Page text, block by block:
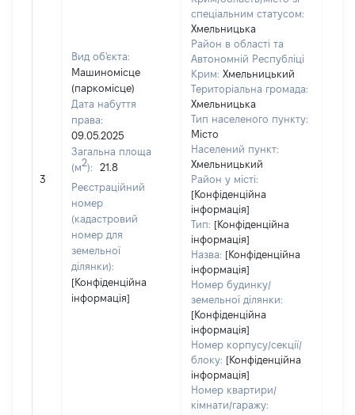
3
Вид об'єкта:
Машиномісце
(паркомісце)
Дата набуття
права:
09.05.2025
Загальна площа
(м2):
21.8
Реєстраційний
номер
(кадастровий
номер для
земельної
ділянки):
[Конфіденційна
інформація]
спеціальним статусом:
Хмельницька
Район в області та
Автономній Республіці
Крим: Хмельницький
Територіальна громада:
Хмельницька
Тип населеного пункту:
Місто
Населений пункт:
Хмельницький
Район у місті:
[Конфіденційна
інформація]
Тип: [Конфіденційна
інформація]
Назва: [Конфіденційна
інформація]
Номер будинку/
земельної ділянки:
[Конфіденційна
інформація]
Номер корпусу/секції/
блоку: [Конфіденційна
інформація]
Номер квартири/
кімнати/гаражу: